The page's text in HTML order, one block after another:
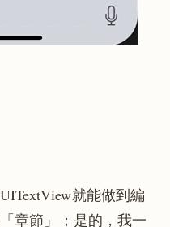
就能做到編
章節」；是的，我一